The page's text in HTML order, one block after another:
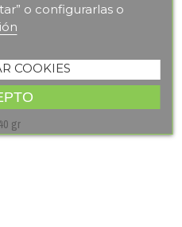
o configurarlas o
COOKIES
Ref:10622
gr